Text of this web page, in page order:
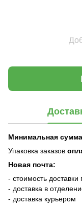
Минимальная сумма
Упаковка заказов
Новая почта:
- стоимость
- доставка в
- доставка курьером